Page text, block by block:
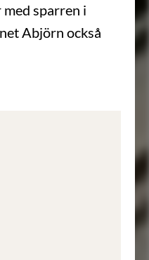
sparren i
Abjörn också